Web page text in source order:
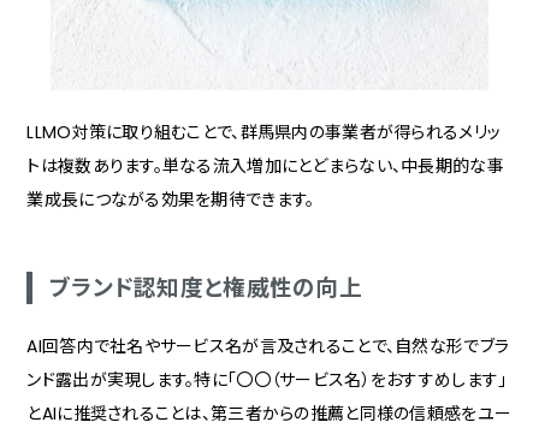
LLMO対策に取り組むことで、群馬県内の事業者が得られるメリッ
トは複数あります。単なる流入増加にとどまらない、中長期的な事
業成長につながる効果を期待できます。
ブランド認知度と権威性の向上
AI回答内で社名やサービス名が言及されることで、自然な形でブラ
ンド露出が実現します。特に「〇〇（サービス名）をおすすめします」
とAIに推奨されることは、第三者からの推薦と同様の信頼感をユー